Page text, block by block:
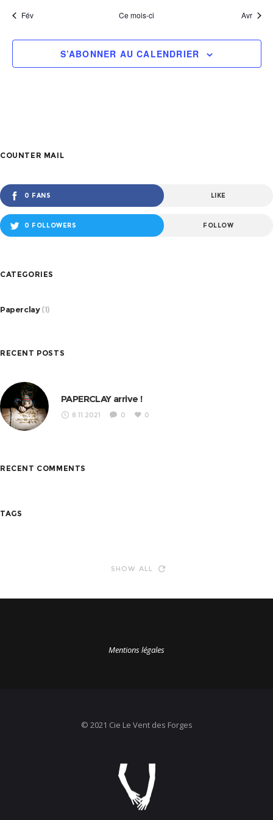
Fév Ce mois-ci Avr
S’ABONNER AU CALENDRIER
COUNTER MAIL
0 FANS LIKE
0 FOLLOWERS FOLLOW
CATEGORIES
Paperclay(1)
RECENT POSTS
PAPERCLAY arrive !
8.11.2021 0 0
RECENT COMMENTS
TAGS
SHOW ALL
Mentions légales
© 2021 Cie Le Vent des Forges